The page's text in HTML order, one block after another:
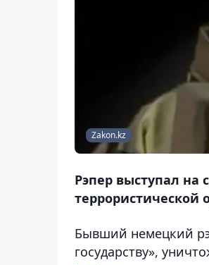
Zakon.kz
Рэпер выступал на
террористической
Бывший немецкий
государству»,